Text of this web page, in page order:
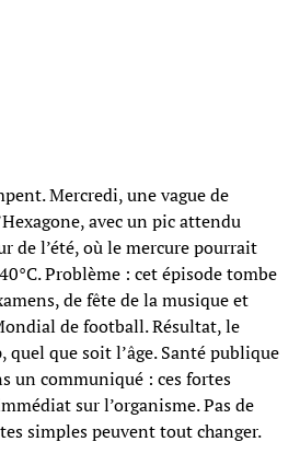
Mercredi, une vague de
avec un pic attendu
de l’été, où le mercure pourrait
Problème : cet épisode tombe
de fête de la musique et
de football. Résultat, le
quel que soit l’âge. Santé publique
un communiqué : ces fortes
sur l’organisme. Pas de
simples peuvent tout changer.